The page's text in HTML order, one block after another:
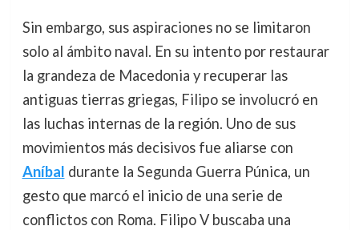
Sin embargo, sus aspiraciones no se limitaron
solo al ámbito naval. En su intento por restaurar
la grandeza de Macedonia y recuperar las
antiguas tierras griegas, Filipo se involucró en
las luchas internas de la región. Uno de sus
movimientos más decisivos fue aliarse con
Aníbal durante la Segunda Guerra Púnica, un
gesto que marcó el inicio de una serie de
conflictos con Roma. Filipo V buscaba una